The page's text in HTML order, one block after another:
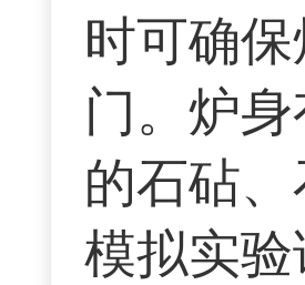
时可确
门。炉
的石砧
模拟实